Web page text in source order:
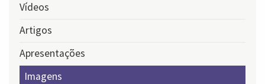
Vídeos
Artigos
Apresentações
Imagens